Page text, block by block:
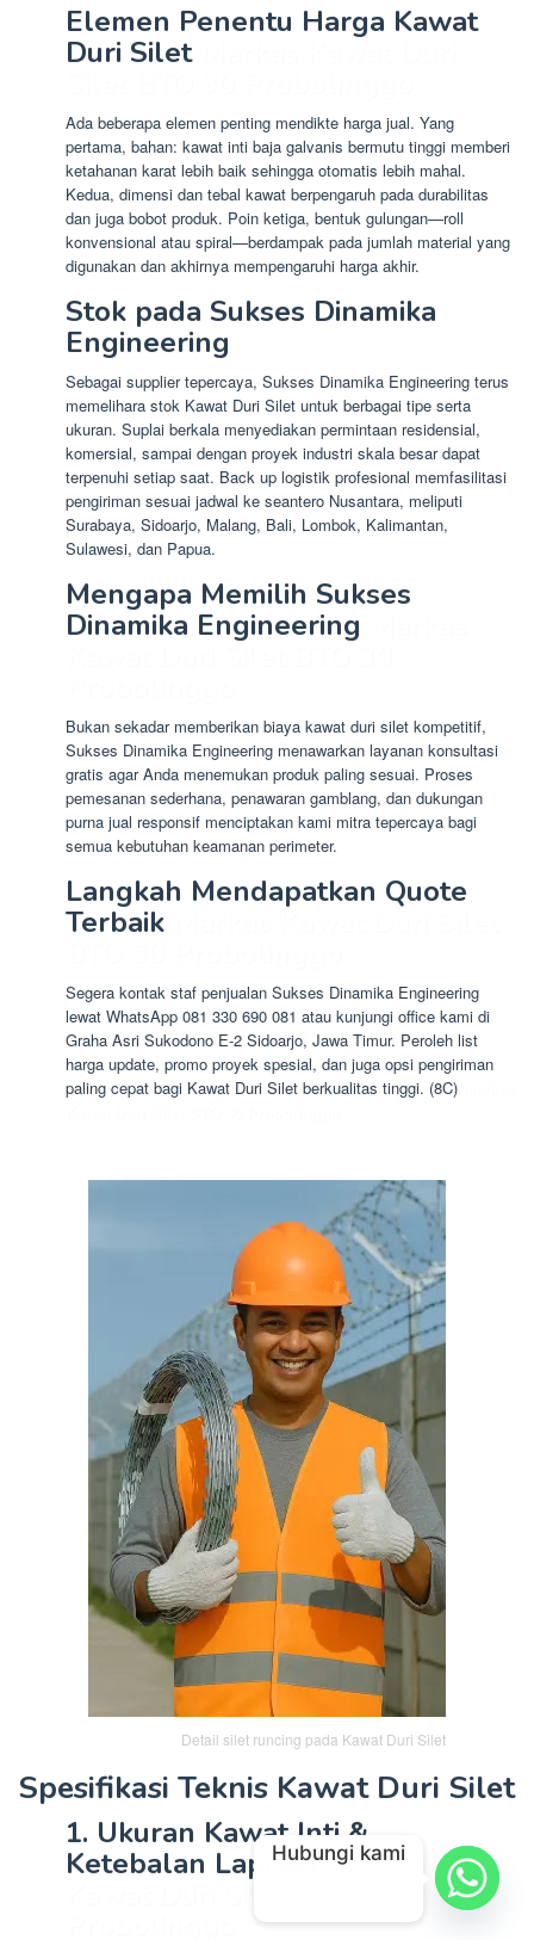
Elemen Penentu Harga Kawat
Duri Silet
Ada beberapa elemen penting mendikte harga jual. Yang
pertama, bahan: kawat inti baja galvanis bermutu tinggi memberi
ketahanan karat lebih baik sehingga otomatis lebih mahal.
Kedua, dimensi dan tebal kawat berpengaruh pada durabilitas
dan juga bobot produk. Poin ketiga, bentuk gulungan—roll
konvensional atau spiral—berdampak pada jumlah material yang
digunakan dan akhirnya mempengaruhi harga akhir.
Stok pada Sukses Dinamika
Engineering
Sebagai supplier tepercaya, Sukses Dinamika Engineering terus
memelihara stok Kawat Duri Silet untuk berbagai tipe serta
ukuran. Suplai berkala menyediakan permintaan residensial,
komersial, sampai dengan proyek industri skala besar dapat
terpenuhi setiap saat. Back up logistik profesional memfasilitasi
pengiriman sesuai jadwal ke seantero Nusantara, meliputi
Surabaya, Sidoarjo, Malang, Bali, Lombok, Kalimantan,
Sulawesi, dan Papua.
Mengapa Memilih Sukses
Dinamika Engineering
Bukan sekadar memberikan biaya kawat duri silet kompetitif,
Sukses Dinamika Engineering menawarkan layanan konsultasi
gratis agar Anda menemukan produk paling sesuai. Proses
pemesanan sederhana, penawaran gamblang, dan dukungan
purna jual responsif menciptakan kami mitra tepercaya bagi
semua kebutuhan keamanan perimeter.
Langkah Mendapatkan Quote
Terbaik
Segera kontak staf penjualan Sukses Dinamika Engineering
lewat WhatsApp 081 330 690 081 atau kunjungi office kami di
Graha Asri Sukodono E-2 Sidoarjo, Jawa Timur. Peroleh list
harga update, promo proyek spesial, dan juga opsi pengiriman
paling cepat bagi Kawat Duri Silet berkualitas tinggi. (8C)
Detail silet runcing pada Kawat Duri Silet
Spesifikasi Teknis Kawat Duri Silet
1. Ukuran Kawat Inti &
Ketebalan LapisanMarkas
Hubungi kami